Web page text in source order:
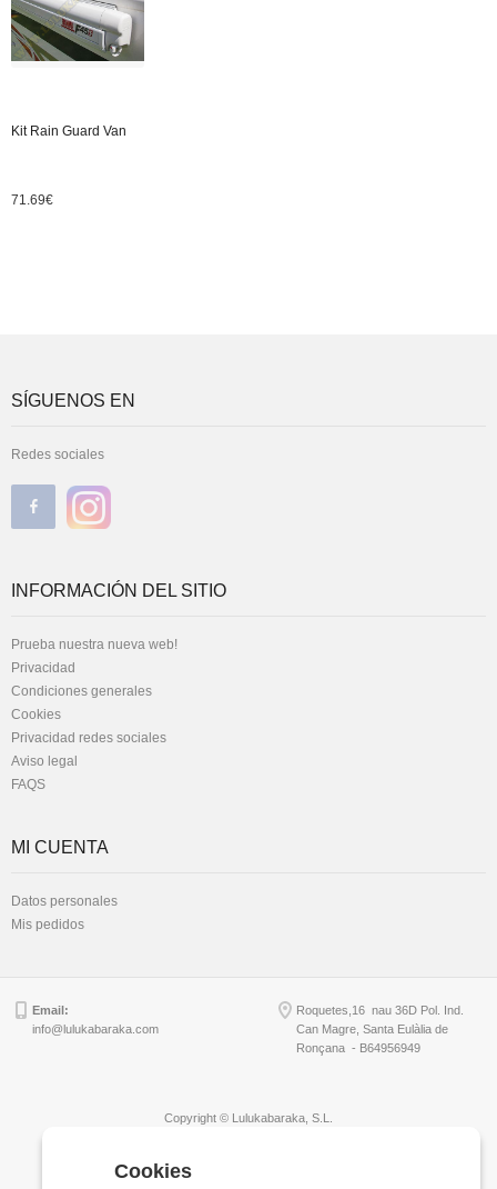
Kit Rain Guard Van
71.69€
SÍGUENOS EN
Redes sociales
INFORMACIÓN DEL SITIO
Prueba nuestra nueva web!
Privacidad
Condiciones generales
Cookies
Privacidad redes sociales
Aviso legal
FAQS
MI CUENTA
Datos personales
Mis pedidos
Email:
info@lulukabaraka.com
Roquetes,16 nau 36D Pol. Ind.
Can Magre, Santa Eulàlia de
Ronçana - B64956949
Copyright © Lulukabaraka, S.L.
Cookies